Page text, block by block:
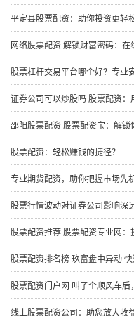
平定县股票配资：助你投资更轻
网络股票配资 解锁财富密码：
股票杠杆交易平台哪个好？专业
证券公司可以炒股吗 股票配资
邵阳股票配资 股票配资宝：解
股票配资：轻松赚钱的捷径？
专业期货配资，助你把握市场先
股票行情波动对证券公司影响深
股票配资推荐 股票配资专业网：
股票配资排名榜 玖富盘中异动
股票配资门户网 叫了个顺风车后，连续7天被扣款
线上股票配资公司：助您放大收